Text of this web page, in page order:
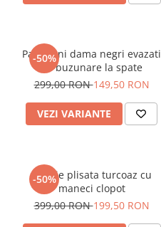
-50%
Pantaloni dama negri evazati
cu buzunare la spate
299,00 RON149,50 RON
VEZI VARIANTE
-50%
Rochie plisata turcoaz cu
maneci clopot
399,00 RON199,50 RON